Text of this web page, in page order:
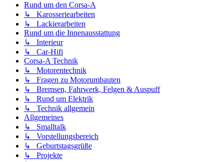
Rund um den Corsa-A
↳ Karosseriearbeiten
↳ Lackierarbeiten
Rund um die Innenausstattung
↳ Interieur
↳ Car-Hifi
Corsa-A Technik
↳ Motorentechnik
↳ Fragen zu Motorumbauten
↳ Bremsen, Fahrwerk, Felgen & Auspuff
↳ Rund um Elektrik
↳ Technik allgemein
Allgemeines
↳ Smalltalk
↳ Vorstellungsbereich
↳ Geburtstagsgrüße
↳ Projekte